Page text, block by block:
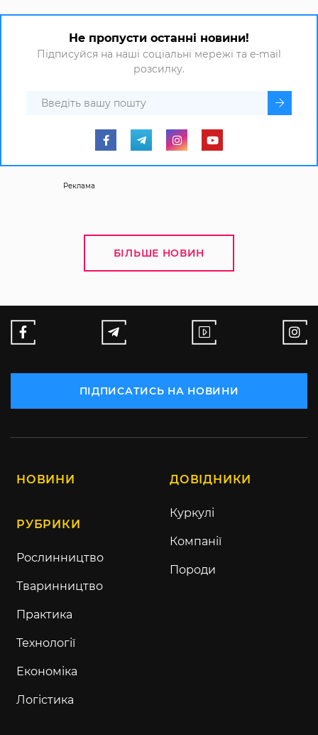
Не пропусти останні новини!
Підписуйся на наші соціальні мережі та e-mail
розсилку.
Реклама
БІЛЬШЕ НОВИН
ПІДПИСАТИСЬ НА НОВИНИ
НОВИНИ
РУБРИКИ
Рослинництво
Тваринництво
Практика
Технології
Економіка
Логістика
ДОВІДНИКИ
Куркулі
Компанії
Породи